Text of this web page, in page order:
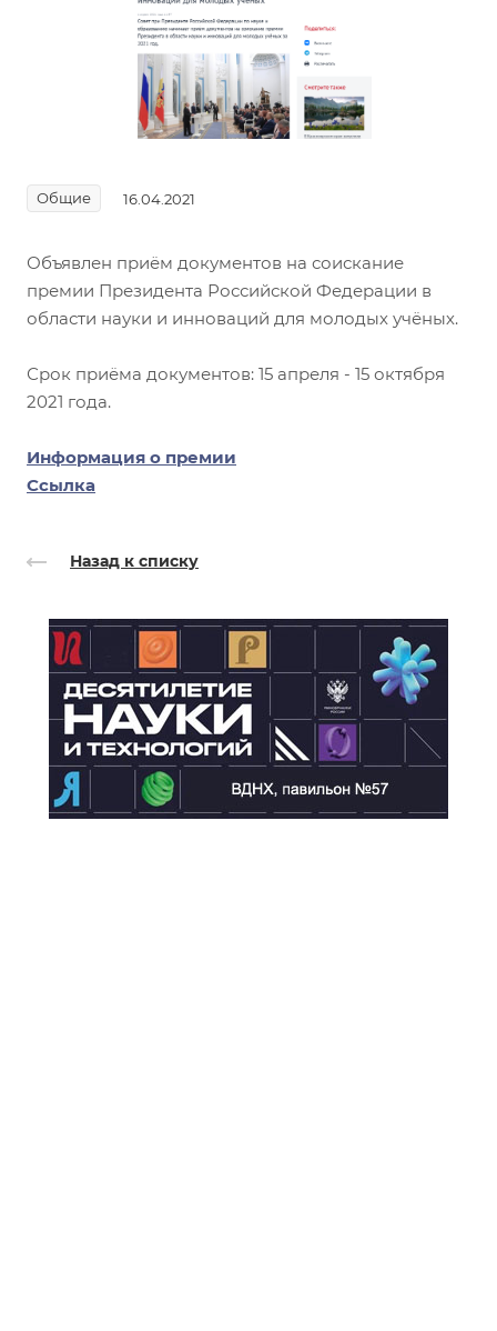
Общие 16.04.2021
Объявлен приём документов на соискание
премии Президента Российской Федерации в
области науки и инноваций для молодых учёных.
Срок приёма документов: 15 апреля - 15 октября
2021 года.
Информация о премии
Ссылка
Назад к списку